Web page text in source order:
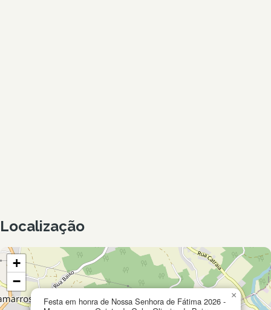
Localização
Festa em honra de Nossa Senhora de Fátima 2026 -
×
+
−